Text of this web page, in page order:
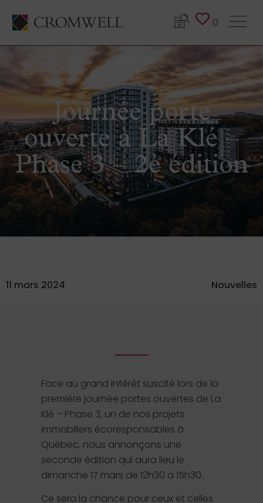
0
Journée porte
ouverte à La Klé –
Phase 3 – 2è édition
11 mars 2024 Nouvelles
Face au grand intérêt suscité lors de la
première journée portes ouvertes de La
Klé – Phase 3, un de nos projets
immobiliers écoresponsables à
Québec, nous annonçons une
seconde édition qui aura lieu le
dimanche 17 mars de 12h30 à 15h30.
Ce sera la chance pour ceux et celles